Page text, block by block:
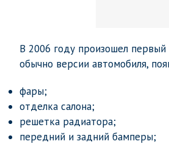
В 2006 году произошел
обычно версии автомобиля,
фары;
отделка салона;
решетка радиатора;
передний и задний бамперы;